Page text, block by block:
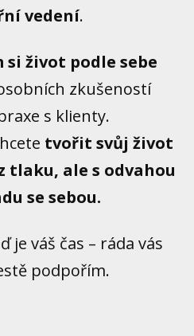
vedení.
si život podle sebe
zkušeností
s klienty.
tvořit svůj život
tlaku, ale s odvahou
se sebou.
je váš čas – ráda vás
podpořím.